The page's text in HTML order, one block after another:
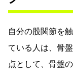
自分の股関節を
ている人は、骨
点として、骨盤